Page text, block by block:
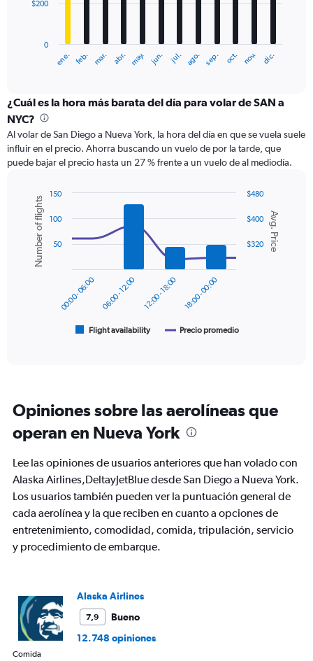
The
categories.
Range:
12
categories.
The
chart
axis
displaying
values.
Range:
ene. feb. mar. abr. may. jun. jul. ago. sep. oct. nov. dic.
0
$200
¿Cuál es la hora más barata del día para volar de SAN a
NYC?
Al volar de San Diego a Nueva York, la hora del día en que se vuela suele
influir en el precio. Ahorra buscando un vuelo de por la tarde, que
puede bajar el precio hasta un 27 % frente a un vuelo de al mediodía.
Combination
chart
with
data
series.
6
The
has
2
axes
displaying
Avg.
Price
flights.
Chart
graphic.
Avg. Price
Number of flights
Flight availability Precio promedio
00:00 - 06:00 06:00 - 12:00 12:00 - 18:00 18:00 - 00:00
$320
$400
$480
50
100
150
Opiniones sobre las aerolíneas que
operan en Nueva York
Lee las opiniones de usuarios anteriores que han volado con
Alaska Airlines,DeltayJetBlue desde San Diego a Nueva York.
Los usuarios también pueden ver la puntuación general de
cada aerolínea y la que reciben en cuanto a opciones de
entretenimiento, comodidad, comida, tripulación, servicio
y procedimiento de embarque.
Alaska Airlines
7,9
Bueno
12.748 opiniones
Comida